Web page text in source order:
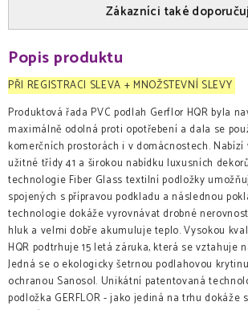
Zákazníci také
Popis produktu
PŘI REGISTRACI SLEVA + MNOŽSTEVNÍ SLEVY
Produktová řada PVC podlah Gerflor HQR byla
maximálně odolná proti opotřebení a dala se
komerčních prostorách i v domácnostech.
užitné třídy 41 a širokou nabídku luxusních
technologie Fiber Glass textilní podložky
spojených s přípravou podkladu a následnou
technologie dokáže vyrovnávat drobné
hluk a velmi dobře akumuluje teplo. Vysokou
HQR podtrhuje 15 letá záruka, která se vztahuje
Jedná se o ekologicky šetrnou podlahovou
ochranou Sanosol. Unikátní patentovaná
podložka GERFLOR - jako jediná na trhu dokáže